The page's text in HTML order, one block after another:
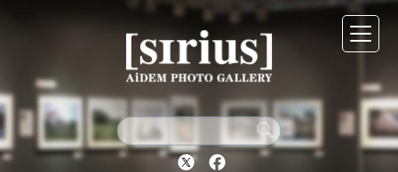
Twitter Facebook
シリウスについて
展示スケジュール